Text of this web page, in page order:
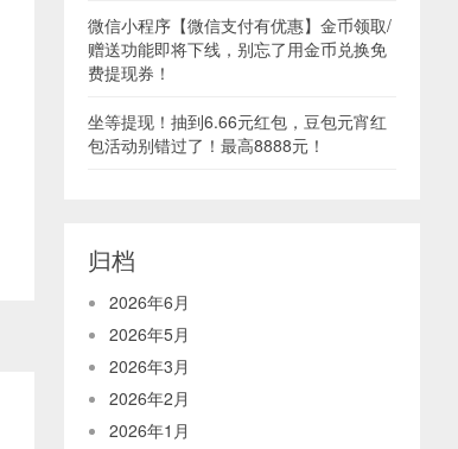
微信小程序【微信支付有优惠】金币领取/
赠送功能即将下线，别忘了用金币兑换免
费提现券！
坐等提现！抽到6.66元红包，豆包元宵红
包活动别错过了！最高8888元！
归档
2026年6月
2026年5月
2026年3月
2026年2月
2026年1月